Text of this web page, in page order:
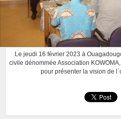
Le jeudi 16 février 2023 à
civile dénommée Association
pour présenter la vision de